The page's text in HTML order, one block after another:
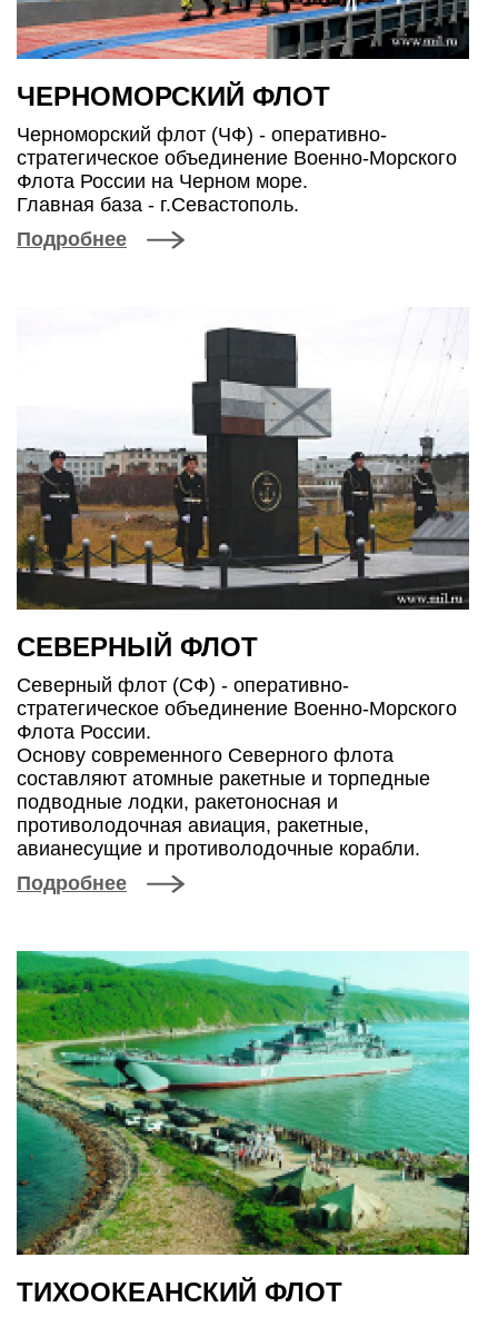
ЧЕРНОМОРСКИЙ ФЛОТ
Черноморский флот (ЧФ) - оперативно-
стратегическое объединение Военно-Морского
Флота России на Черном море.
Главная база - г.Севастополь.
Подробнее
СЕВЕРНЫЙ ФЛОТ
Северный флот (СФ) - оперативно-
стратегическое объединение Военно-Морского
Флота России.
Основу современного Северного флота
составляют атомные ракетные и торпедные
подводные лодки, ракетоносная и
противолодочная авиация, ракетные,
авианесущие и противолодочные корабли.
Подробнее
ТИХООКЕАНСКИЙ ФЛОТ